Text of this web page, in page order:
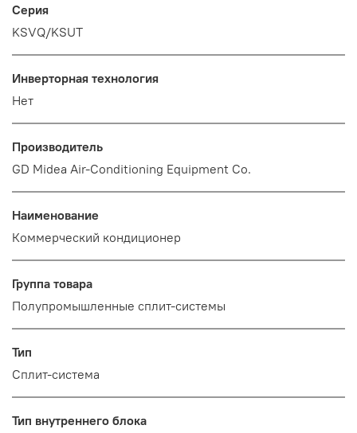
Серия
KSVQ/KSUT
Инверторная технология
Нет
Производитель
GD Midea Air-Conditioning Equipment Co.
Наименование
Коммерческий кондиционер
Группа товара
Полупромышленные сплит-системы
Тип
Сплит-система
Тип внутреннего блока